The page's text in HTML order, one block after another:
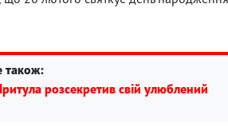
також:
розсекретив свій улюблений